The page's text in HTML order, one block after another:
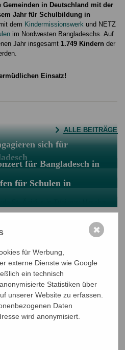
in Deutschland mit der
Jahr für Schulbildung in
dem Kindermissionswerk und NETZ
im Nordwesten Bangladeschs. Auf
Jahr insgesamt 1.749 Kindern der
Einsatz!
ALLE BEITRÄGE
sich für
für Bangladesch in
für Schulen in
kommt an.
ANSEHEN
SPENDEN
Verbindung
für Werbung,
externe Dienste wie Google
ein technisch
Statistiken über
unserer Website zu erfassen.
Daten
wird anonymisiert.
✖